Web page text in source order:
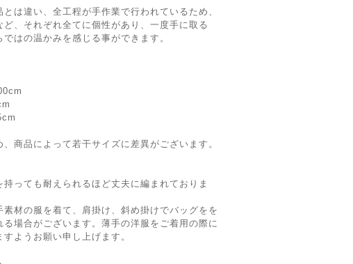
は違い、全工程が手作業で行われているため、
、それぞれ全てに個性があり、一度手に取る
はの温かみを感じる事ができます。
商品によって若干サイズに差異がございます。
っても耐えられるほど丈夫に編まれておりま
素材の服を着て、肩掛け、斜め掛けでバッグをを
場合がございます。薄手の洋服をご着用の際に
ようお願い申し上げます。